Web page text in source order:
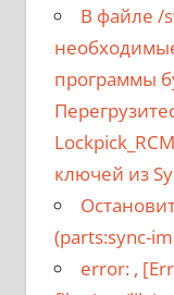
В файле /
программы
ключей из
(parts:sync-
error: ,